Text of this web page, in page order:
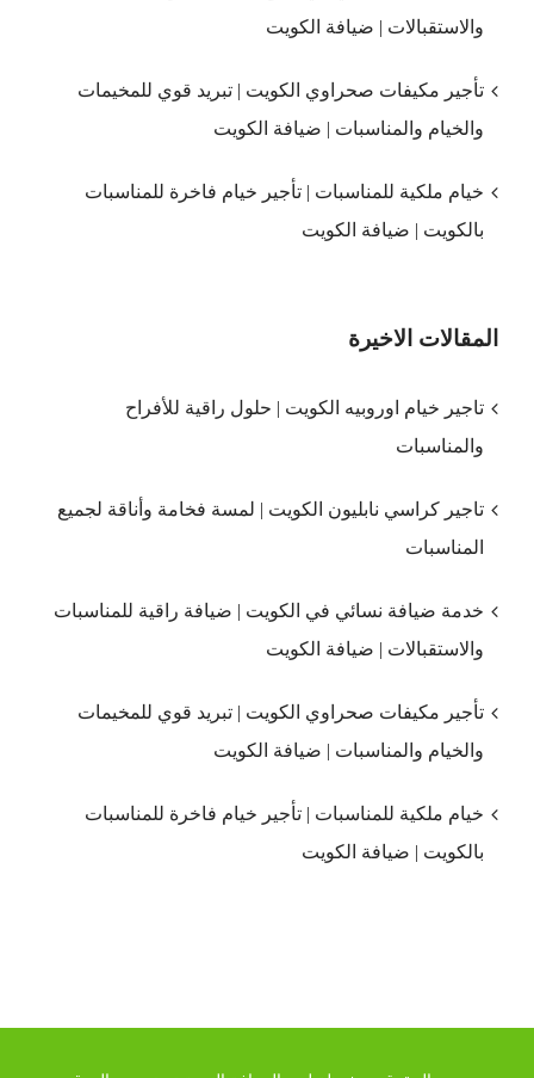
والاستقبالات | ضيافة الكويت
تأجير مكيفات صحراوي الكويت | تبريد قوي للمخيمات
والخيام والمناسبات | ضيافة الكويت
خيام ملكية للمناسبات | تأجير خيام فاخرة للمناسبات
بالكويت | ضيافة الكويت
المقالات الاخيرة
تاجير خيام اوروبيه الكويت | حلول راقية للأفراح
والمناسبات
تاجير كراسي نابليون الكويت | لمسة فخامة وأناقة لجميع
المناسبات
خدمة ضيافة نسائي في الكويت | ضيافة راقية للمناسبات
والاستقبالات | ضيافة الكويت
تأجير مكيفات صحراوي الكويت | تبريد قوي للمخيمات
والخيام والمناسبات | ضيافة الكويت
خيام ملكية للمناسبات | تأجير خيام فاخرة للمناسبات
بالكويت | ضيافة الكويت